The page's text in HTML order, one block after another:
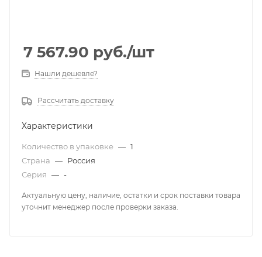
7 567.90 руб./шт
Нашли дешевле?
Рассчитать доставку
Характеристики
Количество в упаковке — 1
Страна — Россия
Серия — -
Актуальную цену, наличие, остатки и срок поставки товара
уточнит менеджер после проверки заказа.